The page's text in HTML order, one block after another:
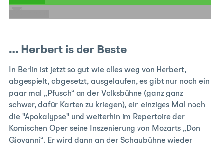
… Herbert is der Beste
In Berlin ist jetzt so gut wie alles weg von Herbert,
abgespielt, abgesetzt, ausgelaufen, es gibt nur noch ein
paar mal „Pfusch“ an der Volksbühne (ganz ganz
schwer, dafür Karten zu kriegen), ein einziges Mal noch
die "Apokalypse" und weiterhin im Repertoire der
Komischen Oper seine Inszenierung von Mozarts „Don
Giovanni“. Er wird dann an der Schaubühne wieder